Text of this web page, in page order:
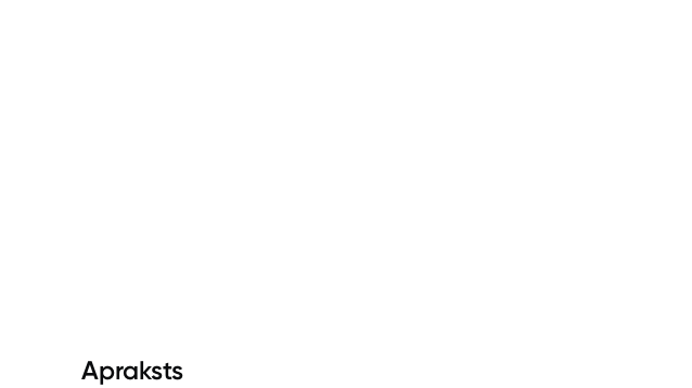
Apraksts